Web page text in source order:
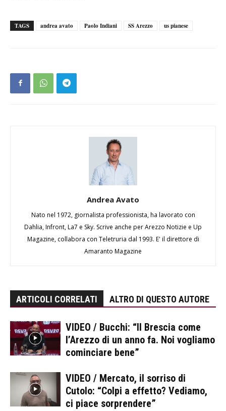
TAGS andrea avato Paolo Indiani SS Arezzo us pianese
Andrea Avato
Nato nel 1972, giornalista professionista, ha lavorato con
Dahlia, Infront, La7 e Sky. Scrive anche per Arezzo Notizie e Up
Magazine, collabora con Teletruria dal 1993. E' il direttore di
Amaranto Magazine
ARTICOLI CORRELATI ALTRO DI QUESTO AUTORE
VIDEO / Bucchi: “Il Brescia come
l’Arezzo di un anno fa. Noi vogliamo
cominciare bene”
VIDEO / Mercato, il sorriso di
Cutolo: “Colpi a effetto? Vediamo,
ci piace sorprendere”